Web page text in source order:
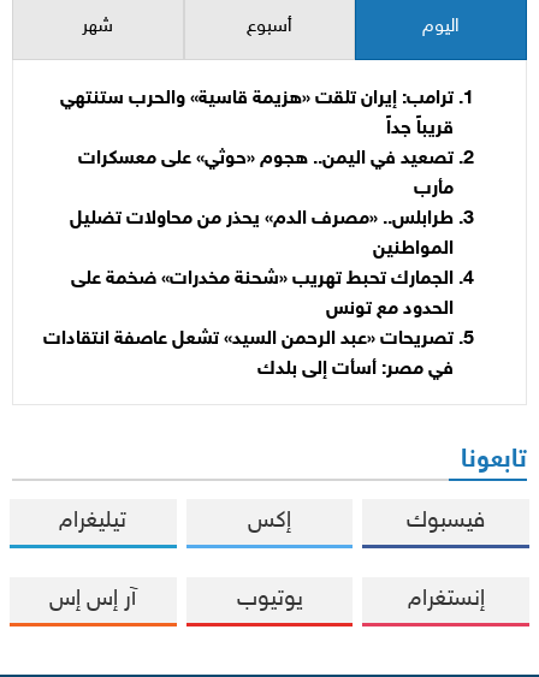
اليوم أسبوع شهر
ترامب: إيران تلقت «هزيمة قاسية» والحرب ستنتهي
قريباً جداً
تصعيد في اليمن.. هجوم «حوثي» على معسكرات
مأرب
طرابلس.. «مصرف الدم» يحذر من محاولات تضليل
المواطنين
الجمارك تحبط تهريب «شحنة مخدرات» ضخمة على
الحدود مع تونس
تصريحات «عبد الرحمن السيد» تشعل عاصفة انتقادات
في مصر: أسأت إلى بلدك
تابعونا
فيسبوك إكس تيليغرام
إنستغرام يوتيوب آر إس إس